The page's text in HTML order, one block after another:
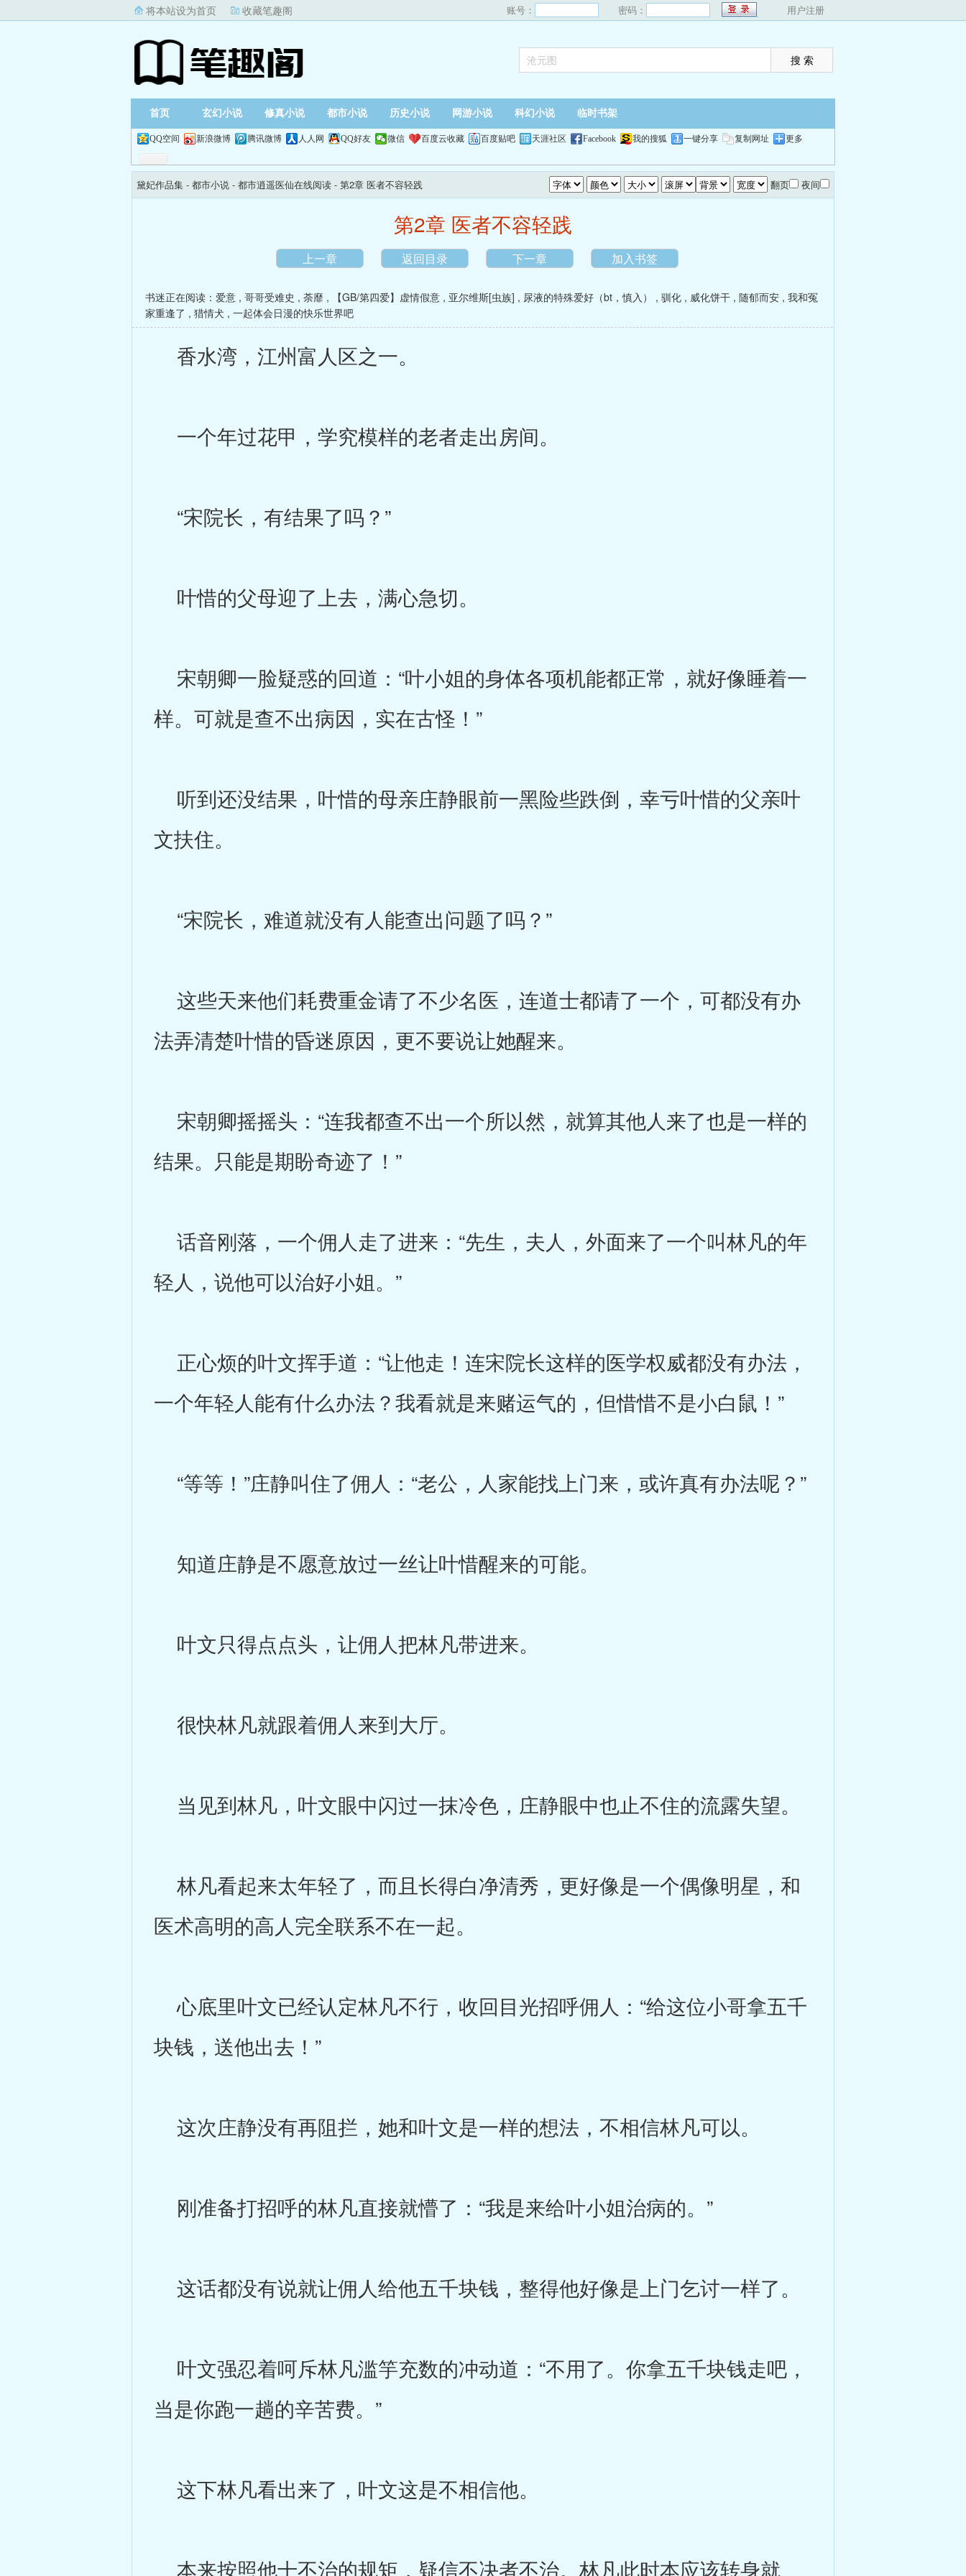
将本站设为首页 收藏笔趣阁 账号： 密码： 用户注册
首页 玄幻小说 修真小说 都市小说 历史小说 网游小说 科幻小说 临时书架
QQ空间 新浪微博 腾讯微博 人人网 QQ好友 微信 百度云收藏 百度贴吧 天涯社区 Facebook 我的搜狐 一键分享 复制网址 更多
黛妃作品集 - 都市小说 - 都市逍遥医仙在线阅读 - 第2章 医者不容轻践 翻页 夜间
第2章 医者不容轻践
上一章 返回目录 下一章 加入书签
书迷正在阅读： 爱意 , 哥哥受难史 , 荼靡 , 【GB/第四爱】虚情假意 , 亚尔维斯[虫族] , 尿液的特殊爱好（bt，慎入） , 驯化 , 威化饼干 , 随郁而安 , 我和冤
家重逢了 , 猎情犬 , 一起体会日漫的快乐世界吧
香水湾，江州富人区之一。
一个年过花甲，学究模样的老者走出房间。
“宋院长，有结果了吗？”
叶惜的父母迎了上去，满心急切。
宋朝卿一脸疑惑的回道：“叶小姐的身体各项机能都正常，就好像睡着一
样。可就是查不出病因，实在古怪！”
听到还没结果，叶惜的母亲庄静眼前一黑险些跌倒，幸亏叶惜的父亲叶
文扶住。
“宋院长，难道就没有人能查出问题了吗？”
这些天来他们耗费重金请了不少名医，连道士都请了一个，可都没有办
法弄清楚叶惜的昏迷原因，更不要说让她醒来。
宋朝卿摇摇头：“连我都查不出一个所以然，就算其他人来了也是一样的
结果。只能是期盼奇迹了！”
话音刚落，一个佣人走了进来：“先生，夫人，外面来了一个叫林凡的年
轻人，说他可以治好小姐。”
正心烦的叶文挥手道：“让他走！连宋院长这样的医学权威都没有办法，
一个年轻人能有什么办法？我看就是来赌运气的，但惜惜不是小白鼠！”
“等等！”庄静叫住了佣人：“老公，人家能找上门来，或许真有办法呢？”
知道庄静是不愿意放过一丝让叶惜醒来的可能。
叶文只得点点头，让佣人把林凡带进来。
很快林凡就跟着佣人来到大厅。
当见到林凡，叶文眼中闪过一抹冷色，庄静眼中也止不住的流露失望。
林凡看起来太年轻了，而且长得白净清秀，更好像是一个偶像明星，和
医术高明的高人完全联系不在一起。
心底里叶文已经认定林凡不行，收回目光招呼佣人：“给这位小哥拿五千
块钱，送他出去！”
这次庄静没有再阻拦，她和叶文是一样的想法，不相信林凡可以。
刚准备打招呼的林凡直接就懵了：“我是来给叶小姐治病的。”
这话都没有说就让佣人给他五千块钱，整得他好像是上门乞讨一样了。
叶文强忍着呵斥林凡滥竽充数的冲动道：“不用了。你拿五千块钱走吧，
当是你跑一趟的辛苦费。”
这下林凡看出来了，叶文这是不相信他。
本来按照他十不治的规矩，疑信不决者不治。林凡此时本应该转身就